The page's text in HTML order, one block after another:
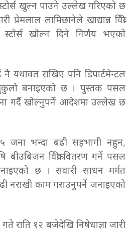
खुल्न पाउने उल्लेख गरिएको छ
लामिछानेले खाद्यान्न विक्री
स्टोर्स खोल्न दिने निर्णय भएको
नै यथावत राखिए पनि डिपार्टमेन्टल
बनाइएको छ । पुस्तक पसल
गर्दै खोल्नुपर्ने आदेशमा उल्लेख छ
जना भन्दा बढी सहभागी नहुन,
विक्री वितरण गर्ने पसल
छ । सवारी साधन मर्मत
नराखी काम गराउनुपर्ने जनाइएको
राति १२ बजेदेखि निषेधाज्ञा जारी